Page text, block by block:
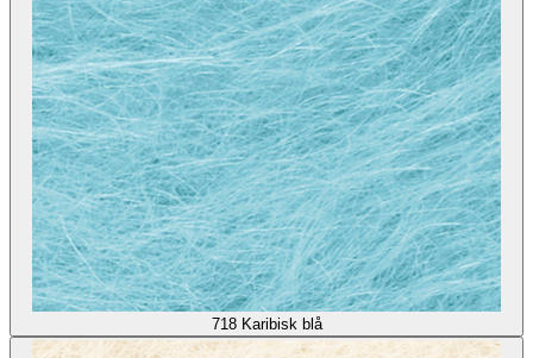
718 Karibisk blå